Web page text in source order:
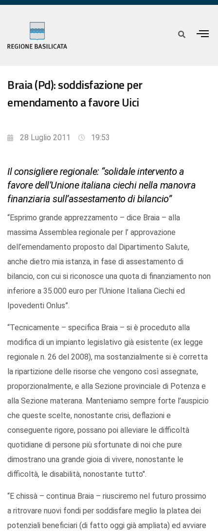
Braia (Pd): soddisfazione per
emendamento a favore Uici
28 Luglio 2011 19:53
Il consigliere regionale: “solidale intervento a
favore dell’Unione italiana ciechi nella manovra
finanziaria sull’assestamento di bilancio”
“Esprimo grande apprezzamento – dice Braia – alla
massima Assemblea regionale per l’ approvazione
dell’emendamento proposto dal Dipartimento Salute,
anche dietro mia istanza, in fase di assestamento di
bilancio, con cui si riconosce una quota di finanziamento non
inferiore a 35.000 euro per l’Unione Italiana Ciechi ed
Ipovedenti Onlus”.
“Tecnicamente – specifica Braia – si è proceduto alla
modifica di un impianto legislativo già esistente (ex legge
regionale n. 26 del 2008), ma sostanzialmente si è corretta
la ripartizione delle risorse che vengono così assegnate,
proporzionalmente, e alla Sezione provinciale di Potenza e
alla Sezione materana. Manteniamo sempre forte l’auspicio
che queste scelte, nonostante crisi, deflazioni e
conseguente rigore, possano poi alleviare le difficoltà
quotidiane di persone più sfortunate di noi che pure
dimostrano una grande gioia di vivere, nonostante le
difficoltà, le disabilità, nonostante tutto".
“E chissà – continua Braia – riusciremo nel futuro prossimo
a ritrovare nuovi fondi per soddisfare meglio la platea dei
potenziali beneficiari (di fatto oggi già ampliata) ed avviare